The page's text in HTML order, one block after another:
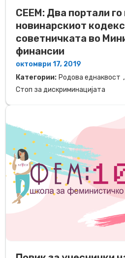
СЕЕМ: Два портали го
новинарскиот
советничката во
финансии
октомври 17, 2019
Категории: Родова еднаквост ,
Стоп за дискриминацијата